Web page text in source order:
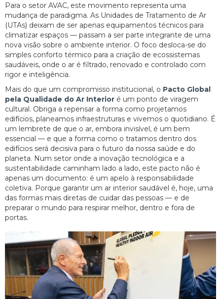
Para o setor AVAC, este movimento representa uma
mudança de paradigma. As Unidades de Tratamento de Ar
(UTAs) deixam de ser apenas equipamentos técnicos para
climatizar espaços — passam a ser parte integrante de uma
nova visão sobre o ambiente interior. O foco desloca-se do
simples conforto térmico para a criação de ecossistemas
saudáveis, onde o ar é filtrado, renovado e controlado com
rigor e inteligência.
Mais do que um compromisso institucional, o Pacto Global
pela Qualidade do Ar Interior é um ponto de viragem
cultural. Obriga a repensar a forma como projetamos
edifícios, planeamos infraestruturas e vivemos o quotidiano. É
um lembrete de que o ar, embora invisível, é um bem
essencial — e que a forma como o tratamos dentro dos
edifícios será decisiva para o futuro da nossa saúde e do
planeta. Num setor onde a inovação tecnológica e a
sustentabilidade caminham lado a lado, este pacto não é
apenas um documento: é um apelo à responsabilidade
coletiva. Porque garantir um ar interior saudável é, hoje, uma
das formas mais diretas de cuidar das pessoas — e de
preparar o mundo para respirar melhor, dentro e fora de
portas.